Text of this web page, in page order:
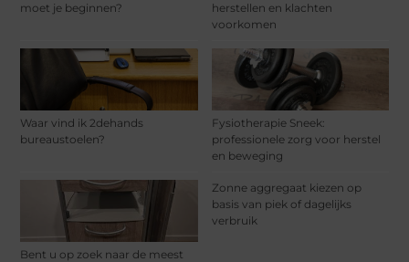
moet je beginnen?
herstellen en klachten
voorkomen
Waar vind ik 2dehands
bureaustoelen?
Fysiotherapie Sneek:
professionele zorg voor herstel
en beweging
Bent u op zoek naar de meest
Zonne aggregaat kiezen op
basis van piek of dagelijks
verbruik